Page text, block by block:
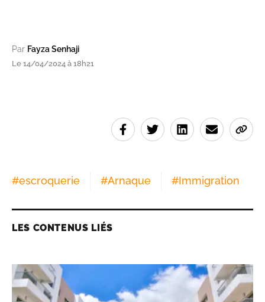
Par Fayza Senhaji
Le 14/04/2024 à 18h21
#escroquerie #Arnaque #Immigration
LES CONTENUS LIÉS